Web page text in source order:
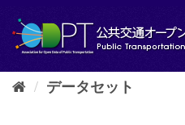
し
データセット